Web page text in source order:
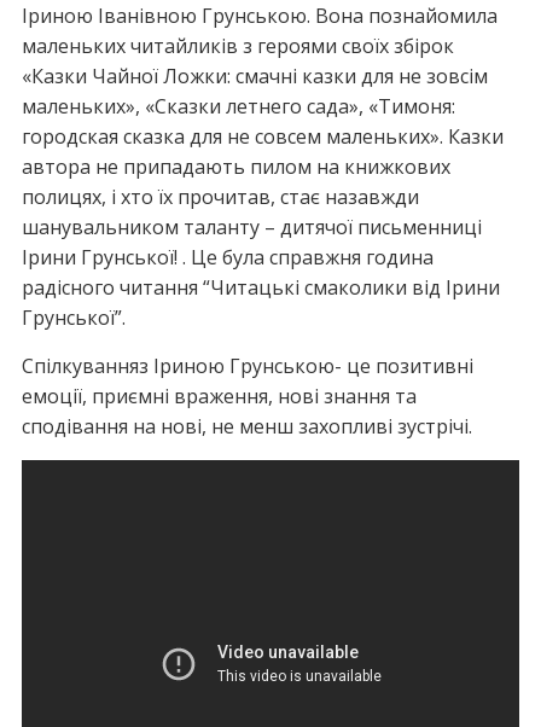
Іриною Іванівною Грунською. Вона познайомила
маленьких читайликів з героями своїх збірок
«Казки Чайної Ложки: смачні казки для не зовсім
маленьких», «Сказки летнего сада», «Тимоня:
городская сказка для не совсем маленьких». Казки
автора не припадають пилом на книжкових
полицях, і хто їх прочитав, стає назавжди
шанувальником таланту – дитячої письменниці
Ірини Грунської! . Це була справжня година
радісного читання “Читацькі смаколики від Ірини
Грунської”.
Спілкуванняз Іриною Грунською- це позитивні
емоції, приємні враження, нові знання та
сподівання на нові, не менш захопливі зустрічі.